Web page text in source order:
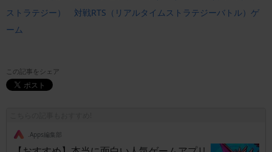
ストラテジー）
対戦RTS（リアルタイムストラテジーバトル）ゲ
ーム
この記事をシェア
.Apps編集部